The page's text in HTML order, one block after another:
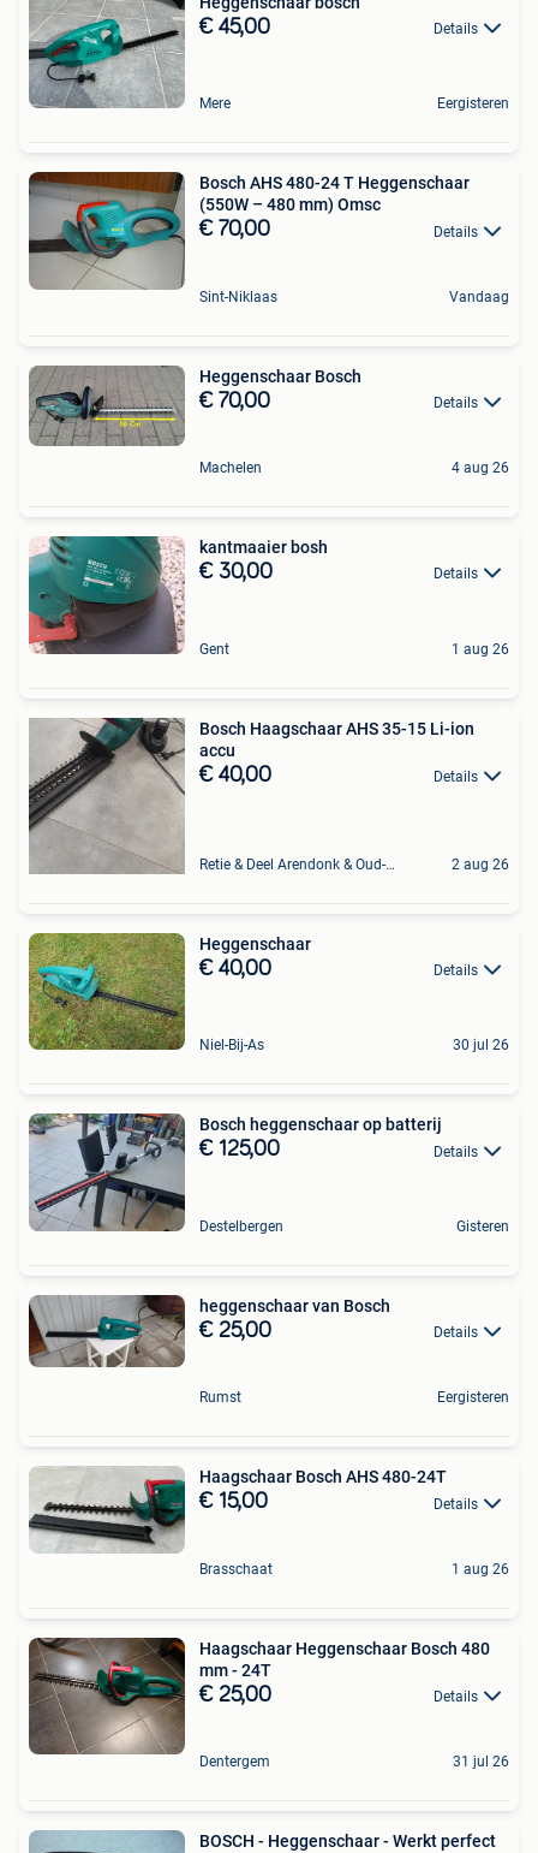
€ 45,00 Details
Mere Eergisteren
Bosch AHS 480-24 T Heggenschaar
(550W – 480 mm) ​Omsc
€ 70,00 Details
Sint-Niklaas Vandaag
Heggenschaar Bosch
€ 70,00 Details
Machelen 4 aug 26
kantmaaier bosh
€ 30,00 Details
Gent 1 aug 26
Bosch Haagschaar AHS 35-15 Li-ion
accu
€ 40,00 Details
Retie & Deel Arendonk & Oud-Turnhout 2 aug 26
Heggenschaar
€ 40,00 Details
Niel-Bij-As 30 jul 26
Bosch heggenschaar op batterij
€ 125,00 Details
Destelbergen Gisteren
heggenschaar van Bosch
€ 25,00 Details
Rumst Eergisteren
Haagschaar Bosch AHS 480-24T
€ 15,00 Details
Brasschaat 1 aug 26
Haagschaar Heggenschaar Bosch 480
mm - 24T
€ 25,00 Details
Dentergem 31 jul 26
BOSCH - Heggenschaar - Werkt perfect